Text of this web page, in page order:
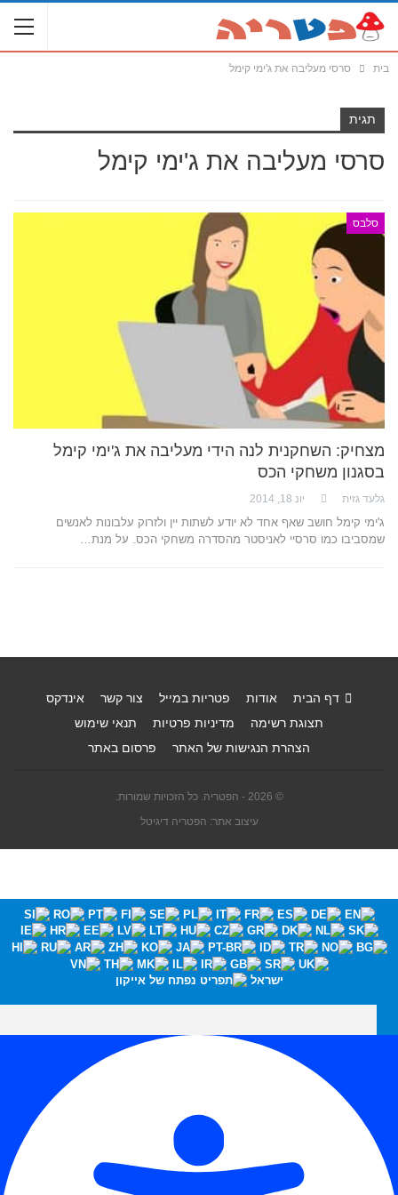
בית סרסי מעליבה את ג'ימי קימל
תגית
סרסי מעליבה את ג'ימי קימל
סלבס
מצחיק: השחקנית לנה הידי מעליבה את ג'ימי קימל
בסגנון משחקי הכס
גלעד גזית יונ 18, 2014
ג'ימי קימל חושב שאף אחד לא יודע לשתות יין ולזרוק עלבונות לאנשים
שמסביבו כמו סרסיי לאניסטר מהסדרה משחקי הכס. על מנת…
דף הבית אודות פטריות במייל צור קשר
אינדקס
תצוגת רשימה
מדיניות פרטיות
תנאי שימוש
הצהרת הנגישות של האתר
פרסום באתר
© 2026 - הפטריה. כל הזכויות שמורות.
עיצוב אתר: הפטריה דיגיטל
ישראל